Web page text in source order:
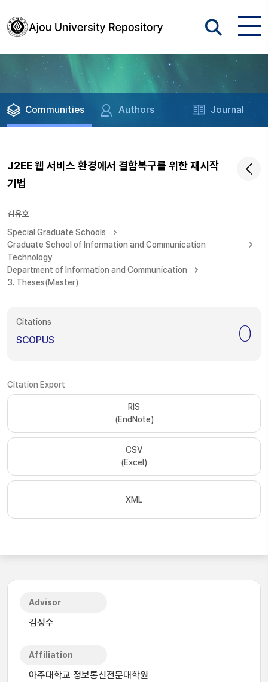
Communities Authors Journal
J2EE 웹 서비스 환경에서 결함복구를 위한 재시작
기법
김유호
Special Graduate Schools
Graduate School of Information and Communication
Technology
Department of Information and Communication
3. Theses(Master)
Citations
SCOPUS 0
Citation Export
RIS
(EndNote)
CSV
(Excel)
XML
Advisor
김성수
Affiliation
아주대학교 정보통신전문대학원